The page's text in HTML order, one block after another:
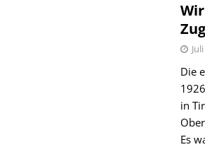
Die
in
Es